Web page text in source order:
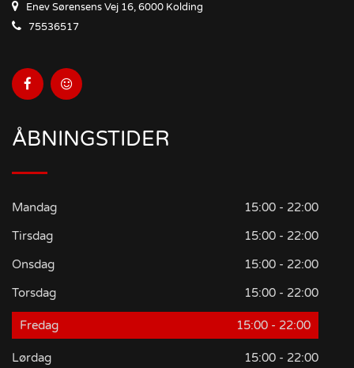
Enev Sørensens Vej 16, 6000 Kolding
75536517
ÅBNINGSTIDER
Mandag
15:00 - 22:00
Tirsdag
15:00 - 22:00
Onsdag
15:00 - 22:00
Torsdag
15:00 - 22:00
Fredag 15:00 - 22:00
Lørdag 15:00 - 22:00